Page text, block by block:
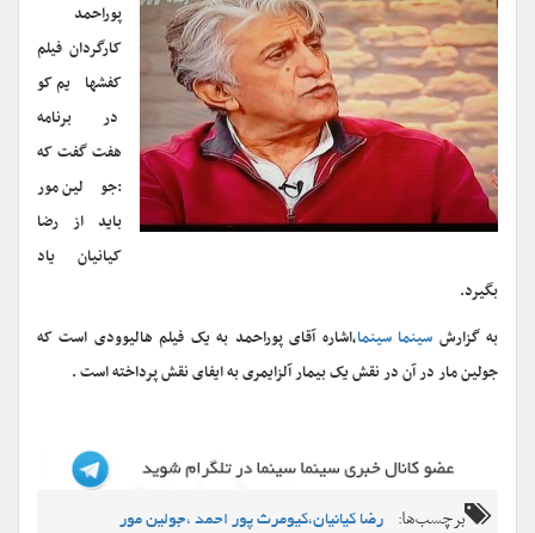
پوراحمد
کارگردان فیلم
کفشهایم کو
در برنامه
هفت گفت که
:جولین مور
باید از رضا
کیانیان یاد
بگیرد.
به گزارش سینما سینما،اشاره آقای پوراحمد به یک فیلم هالیوودی است که
جولین مار در آن در نقش یک بیمار آلزایمری به ایفای نقش پرداخته است .
برچسب‌ها: رضا کیانیان،کیومرث پور احمد ،جولین مور